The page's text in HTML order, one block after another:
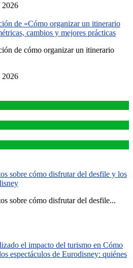
2026
de «Cómo organizar un itinerario
cambios y mejores prácticas
de cómo organizar un itinerario
2026
sobre cómo disfrutar del desfile y los
sobre cómo disfrutar del desfile...
el impacto del turismo en Cómo
espectáculos de Eurodisney: quiénes